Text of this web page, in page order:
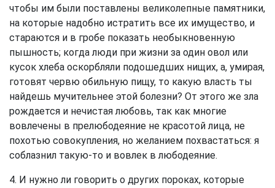
чтобы им были поставлены великолепные памятники,
на которые надобно истратить все их имущество, и
стараются и в гробе показать необыкновенную
пышность; когда люди при жизни за один овол или
кусок хлеба оскорбляли подошедших нищих, а, умирая,
готовят червю обильную пищу, то какую власть ты
найдешь мучительнее этой болезни? От этого же зла
рождается и нечистая любовь, так как многие
вовлечены в прелюбодеяние не красотой лица, не
похотью совокупления, но желанием похвастаться: я
соблазнил такую-то и вовлек в любодеяние.
4. И нужно ли говорить о других пороках, которые